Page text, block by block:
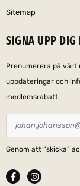
Sitemap
SIGNA UPP DIG
Prenumerera på
uppdateringar och
medlemsrabatt.
Genom att “skicka”